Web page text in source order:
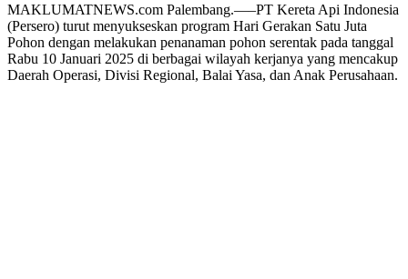
MAKLUMATNEWS.com Palembang.—–PT Kereta Api Indonesia
(Persero) turut menyukseskan program Hari Gerakan Satu Juta
Pohon dengan melakukan penanaman pohon serentak pada tanggal
Rabu 10 Januari 2025 di berbagai wilayah kerjanya yang mencakup
Daerah Operasi, Divisi Regional, Balai Yasa, dan Anak Perusahaan.